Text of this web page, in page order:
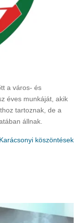
a város- és
éves munkáját, akik
tartoznak, de a
állnak.
köszöntések